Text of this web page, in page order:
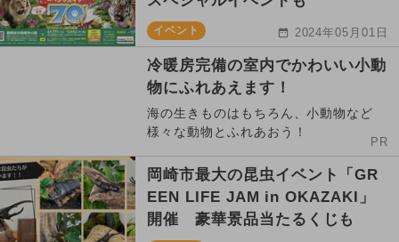
イベント 2024年05月01日
冷暖房完備の室内でかわいい小動
物にふれあえます！
海の生きものはもちろん、小動物など
様々な動物とふれあおう！
PR
岡崎市最大の昆虫イベント「GR
EEN LIFE JAM in OKAZAKI」
開催 豪華景品当たるくじも